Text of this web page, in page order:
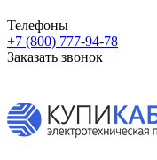
Телефоны
+7 (800) 777-94-78
Заказать звонок